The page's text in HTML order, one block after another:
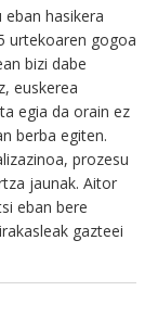
hasikera
urtekoaren gogoa
bizi dabe
euskerea
egia da orain ez
berba egiten.
prozesu
jaunak. Aitor
eban bere
gazteei